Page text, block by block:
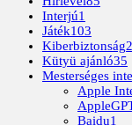
Interjú1
Játék103
Kiberbiztonság
Kütyü ajánló35
Mesterséges
Apple
Baidu1